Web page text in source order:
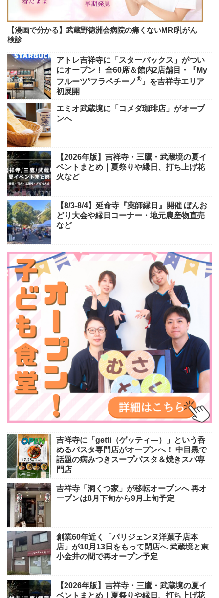
【漫画で分かる】武蔵野徳洲会病院の痛くないMRI乳がん
検診
アトレ吉祥寺に「スターバックス」がつい
にオープン！ 全60席＆館内2店舗目・『My
フルーツ³フラペチーノ® 』を吉祥寺エリア
初展開
エミオ武蔵境に「コメダ珈琲店」がオープ
ンへ
【2026年版】吉祥寺・三鷹・武蔵境の夏イ
ベントまとめ｜夏祭りや縁日、打ち上げ花
火など
【8/3-8/4】延命寺『薬師縁日』開催 ぼんお
どり大会や縁日コーナー・地元農産物直売
など
吉祥寺に「getti（ゲッティ―）」という呑
めるパスタ専門店がオープンへ！ 中目黒で
話題の病みつきスープパスタ＆焼きスパ専
門店
吉祥寺「洞くつ家」が移転オープンへ 再オ
ープンは8月下旬から9月上旬予定
創業60年近く「パリジェンヌ洋菓子店本
店」が10月13日をもって閉店へ 武蔵境と東
小金井の間で再オープン予定
【2026年版】吉祥寺・三鷹・武蔵境の夏イ
ベントまとめ｜夏祭りや縁日、打ち上げ花